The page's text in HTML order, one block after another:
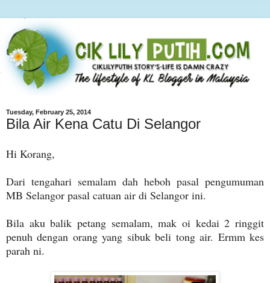
Tuesday, February 25, 2014
Bila Air Kena Catu Di Selangor
Hi Korang,
Dari tengahari semalam dah heboh pasal pengumuman
MB Selangor pasal catuan air di Selangor ini.
Bila aku balik petang semalam, mak oi kedai 2 ringgit
penuh dengan orang yang sibuk beli tong air. Ermm kes
parah ni.